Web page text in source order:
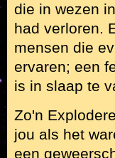
die in wezen
had verloren.
mensen die
ervaren; een
is in slaap te
Zo'n
jou als het
een